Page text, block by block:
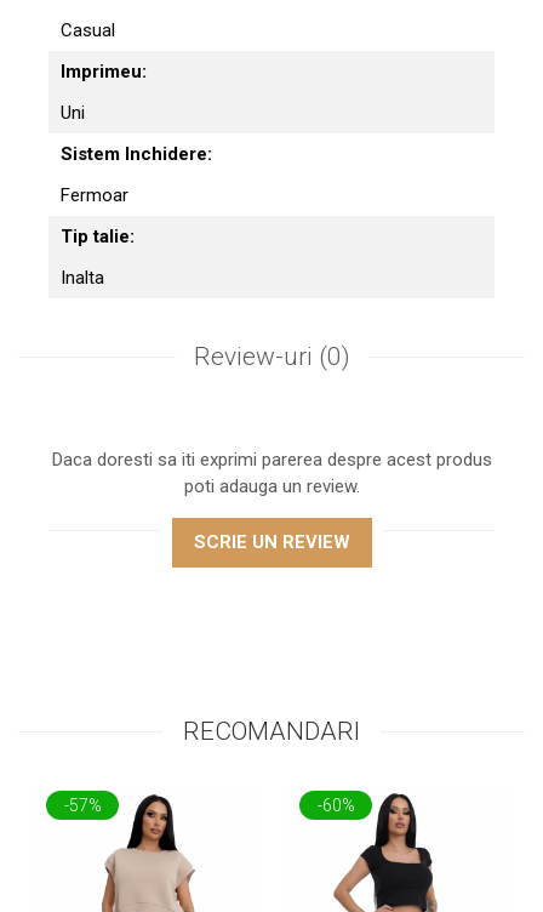
Casual
Imprimeu:
Uni
Sistem Inchidere:
Fermoar
Tip talie:
Inalta
Review-uri (0)
Daca doresti sa iti exprimi parerea despre acest produs
poti adauga un review.
SCRIE UN REVIEW
RECOMANDARI
-57% -60%